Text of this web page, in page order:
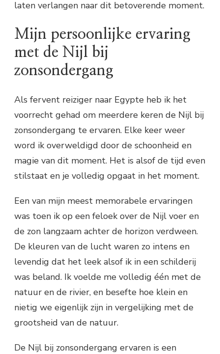
laten verlangen naar dit betoverende moment.
Mijn persoonlijke ervaring
met de Nijl bij
zonsondergang
Als fervent reiziger naar Egypte heb ik het
voorrecht gehad om meerdere keren de Nijl bij
zonsondergang te ervaren. Elke keer weer
word ik overweldigd door de schoonheid en
magie van dit moment. Het is alsof de tijd even
stilstaat en je volledig opgaat in het moment.
Een van mijn meest memorabele ervaringen
was toen ik op een feloek over de Nijl voer en
de zon langzaam achter de horizon verdween.
De kleuren van de lucht waren zo intens en
levendig dat het leek alsof ik in een schilderij
was beland. Ik voelde me volledig één met de
natuur en de rivier, en besefte hoe klein en
nietig we eigenlijk zijn in vergelijking met de
grootsheid van de natuur.
De Nijl bij zonsondergang ervaren is een